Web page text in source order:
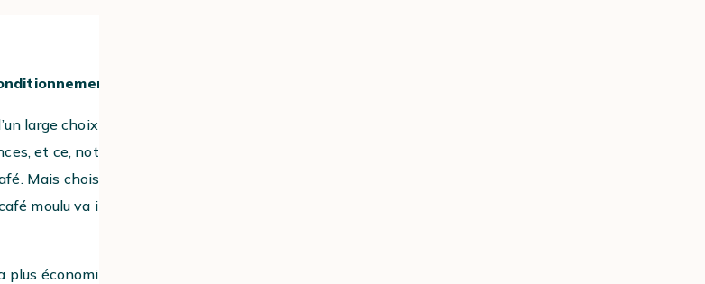
large choix pour
et ce, notamment en
Mais choisir entre du
moulu va impacter
plus économique, mais